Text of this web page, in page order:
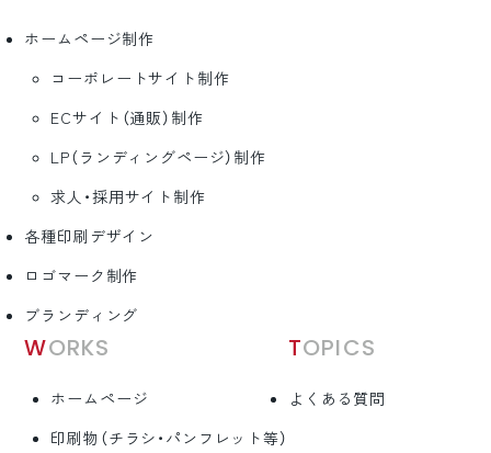
ホームページ制作
コーポレートサイト制作
ECサイト（通販）制作
LP（ランディングページ）制作
求人・採用サイト制作
各種印刷デザイン
ロゴマーク制作
ブランディング
WORKS
ホームページ
印刷物（チラシ・パンフレット等）
TOPICS
よくある質問